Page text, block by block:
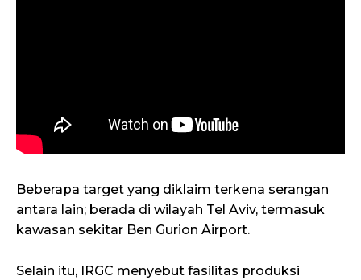
Beberapa target yang diklaim terkena serangan
antara lain; berada di wilayah Tel Aviv, termasuk
kawasan sekitar Ben Gurion Airport.
Selain itu, IRGC menyebut fasilitas produksi